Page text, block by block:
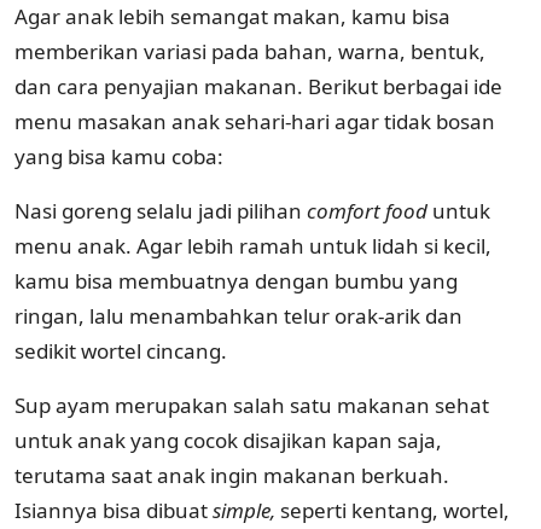
Agar anak lebih semangat makan, kamu bisa
memberikan variasi pada bahan, warna, bentuk,
dan cara penyajian makanan. Berikut berbagai ide
menu masakan anak sehari-hari agar tidak bosan
yang bisa kamu coba:
Nasi goreng selalu jadi pilihan comfort food untuk
menu anak. Agar lebih ramah untuk lidah si kecil,
kamu bisa membuatnya dengan bumbu yang
ringan, lalu menambahkan telur orak-arik dan
sedikit wortel cincang.
Sup ayam merupakan salah satu makanan sehat
untuk anak yang cocok disajikan kapan saja,
terutama saat anak ingin makanan berkuah.
Isiannya bisa dibuatsimple, seperti kentang, wortel,